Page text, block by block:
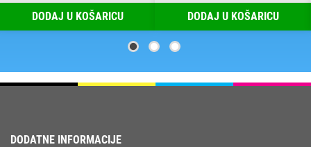
DODAJ U KOŠARICU DODAJ U KOŠARICU
DODATNE INFORMACIJE